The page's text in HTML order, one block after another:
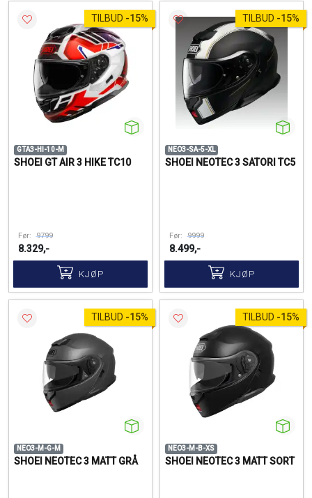
TILBUD -15%
GTA3-HI-10-M
SHOEI GT AIR 3 HIKE TC10
Før: 9799
8.329,-
KJØP
TILBUD -15%
NEO3-SA-5-XL
SHOEI NEOTEC 3 SATORI TC5
Før: 9999
8.499,-
KJØP
TILBUD -15%
NEO3-M-G-M
SHOEI NEOTEC 3 MATT GRÅ
TILBUD -15%
NEO3-M-B-XS
SHOEI NEOTEC 3 MATT SORT